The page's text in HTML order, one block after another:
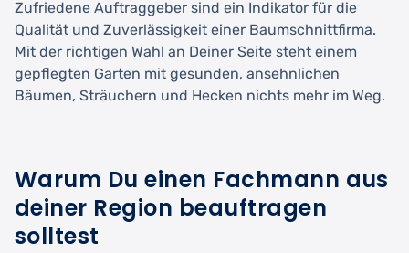
Zufriedene Auftraggeber sind ein Indikator für die
Qualität und Zuverlässigkeit einer Baumschnittfirma.
Mit der richtigen Wahl an Deiner Seite steht einem
gepflegten Garten mit gesunden, ansehnlichen
Bäumen, Sträuchern und Hecken nichts mehr im Weg.
Warum Du einen Fachmann aus
deiner Region beauftragen
solltest